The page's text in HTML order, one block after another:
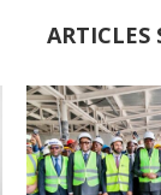
ARTICLES